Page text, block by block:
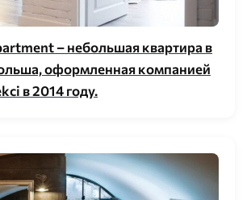
– небольшая квартира в
оформленная компанией
в 2014 году.